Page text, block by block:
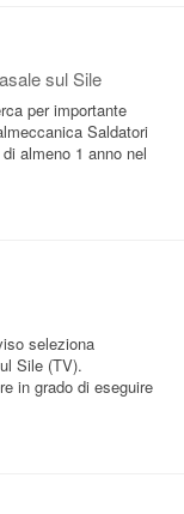
sul Sile
per importante
Saldatori
almeno 1 anno nel
seleziona
Sile (TV).
in grado di eseguire